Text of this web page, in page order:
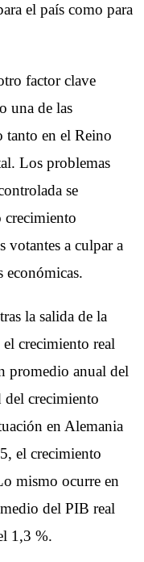
el país como para
factor clave
una de las
tanto en el Reino
Los problemas
se
crecimiento
votantes a culpar a
económicas.
la salida de la
crecimiento real
promedio anual del
del crecimiento
en Alemania
el crecimiento
mismo ocurre en
del PIB real
1,3 %.